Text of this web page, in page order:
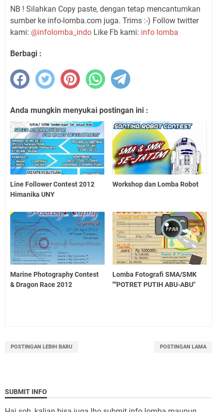
NB ! Silahkan Copy paste, dengan tetap mencantumkan
sumber ke info-lomba.com juga. Trims :-) Follow twitter
kami: @infolomba_indo Like Fb kami: info lomba
Berbagi :
Anda mungkin menyukai postingan ini :
Line Follower Contest 2012
Himanika UNY
Workshop dan Lomba Robot
Marine Photography Contest
& Dragon Race 2012
Lomba Fotografi SMA/SMK
""POTRET PUTIH ABU-ABU"
POSTINGAN LEBIH BARU POSTINGAN LAMA
SUBMIT INFO